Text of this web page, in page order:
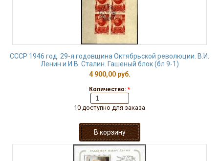
СССР 1946 год. 29-я годовщина Октябрьской революции. В.И.
Ленин и И.В. Сталин. Гашеный блок (бл 9-1)
4 900,00 руб.
Количество: *
10 доступно для заказа